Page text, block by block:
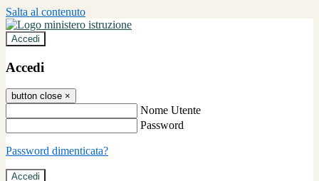
Salta al contenuto
Accedi
Accedi
button close ×
Nome Utente
Password
Password dimenticata?